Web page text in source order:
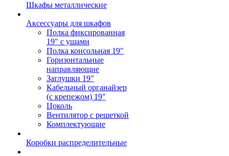
Шкафы металлические
Аксессуары для шкафов
Полка фиксированная
19" с ушами
Полка консольная 19"
Горизонтальные
направляющие
Заглушки 19"
Кабельный органайзер
(с крепежом) 19"
Цоколь
Вентилятор с решеткой
Комплектующие
Коробки распределительные